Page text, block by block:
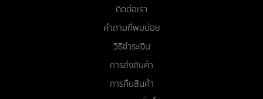
ติดต่อเรา
คำถามที่พบบ่อย
วิธีชำระเงิน
การส่งสินค้า
การคืนสินค้า